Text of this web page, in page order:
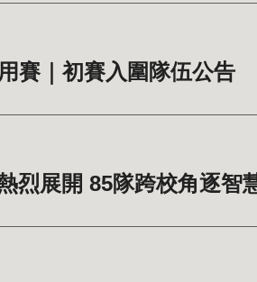
賽｜初賽入圍隊伍公告
烈展開 85隊跨校角逐智